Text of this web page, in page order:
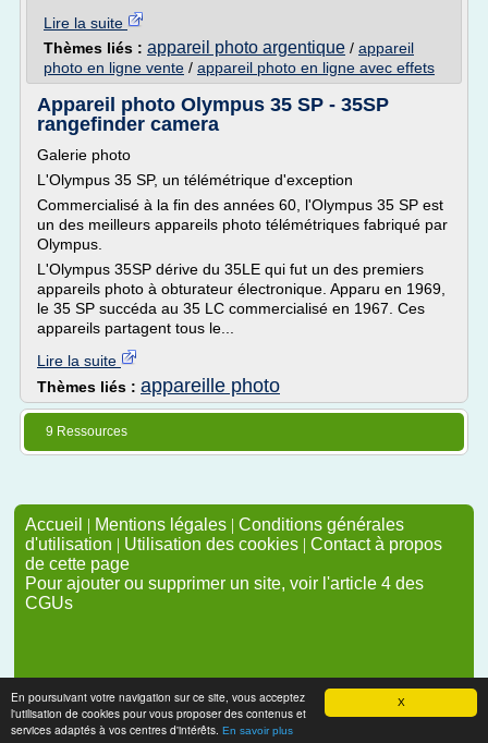
X
En poursuivant votre navigation sur ce site, vous acceptez
l'utilisation de cookies pour vous proposer des contenus et
services adaptés à vos centres d'intérêts. En savoir plus
Lire la suite
Thèmes liés : appareil photo argentique / appareil
photo en ligne vente / appareil photo en ligne avec effets
Appareil photo Olympus 35 SP - 35SP
rangefinder camera
Galerie photo
L'Olympus 35 SP, un télémétrique d'exception
Commercialisé à la fin des années 60, l'Olympus 35 SP est
un des meilleurs appareils photo télémétriques fabriqué par
Olympus.
L'Olympus 35SP dérive du 35LE qui fut un des premiers
appareils photo à obturateur électronique. Apparu en 1969,
le 35 SP succéda au 35 LC commercialisé en 1967. Ces
appareils partagent tous le...
Lire la suite
Thèmes liés : appareille photo
9 Ressources
Accueil | Mentions légales | Conditions générales
d'utilisation | Utilisation des cookies | Contact à propos
de cette page
Pour ajouter ou supprimer un site, voir l'article 4 des
CGUs